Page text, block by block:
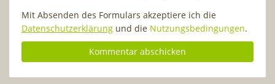
Mit Absenden des Formulars akzeptiere ich die
Datenschutzerklärung und die Nutzungsbedingungen.